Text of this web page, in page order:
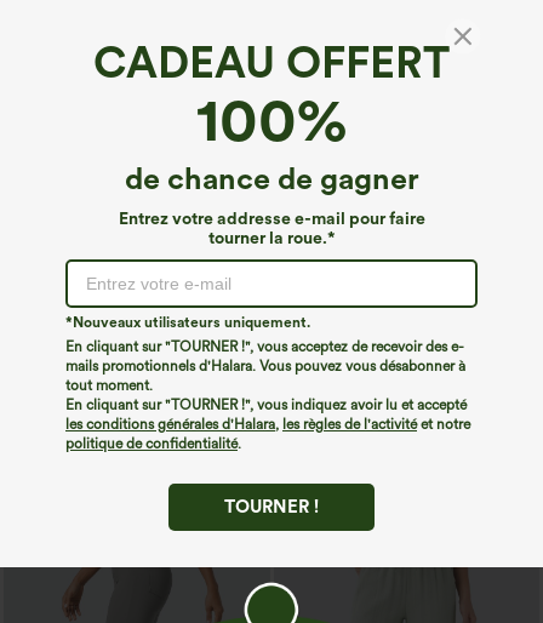
CADEAU OFFERT
100%
de chance de gagner
Entrez votre addresse e-mail pour faire
tourner la roue.*
*Nouveaux utilisateurs uniquement.
En cliquant sur "TOURNER !", vous acceptez de recevoir des e-
mails promotionnels d'Halara. Vous pouvez vous désabonner à
tout moment.
En cliquant sur "TOURNER !", vous indiquez avoir lu et accepté
les conditions générales d'Halara, les règles de l'activitéet notre
politique de confidentialité.
TOURNER !
€35,95 EUR
Achetez-en 2, le 3e est offert
Pantalon de travail Halara Flex™
DayStretch à taille haute, avec poches et
coupe droite
€40,95 EUR
Achetez-en 2 pour 61,54 € ou 4 pour
123,08 €.
Halara Flex™ DayStretch pantalon flare